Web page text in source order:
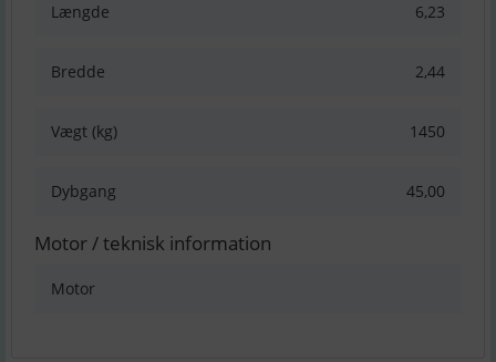
Længde 6,23
Bredde 2,44
Vægt (kg) 1450
Dybgang 45,00
Motor / teknisk information
Motor